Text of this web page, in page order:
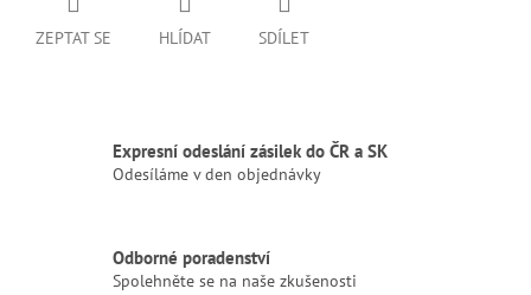
ZEPTAT SE HLÍDAT SDÍLET
Expresní odeslání zásilek do ČR a SK
Odesíláme v den objednávky
Odborné poradenství
Spolehněte se na naše zkušenosti